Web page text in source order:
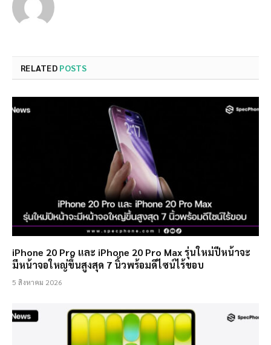
RELATED POSTS
iPhone 20 Pro และ iPhone 20 Pro Max รุ่นใหม่ปีหน้าจะ
มีหน้าจอใหญ่ขึ้นสูงสุด 7 นิ้วพร้อมดีไซน์ไร้ขอบ
5 สิงหาคม 2026